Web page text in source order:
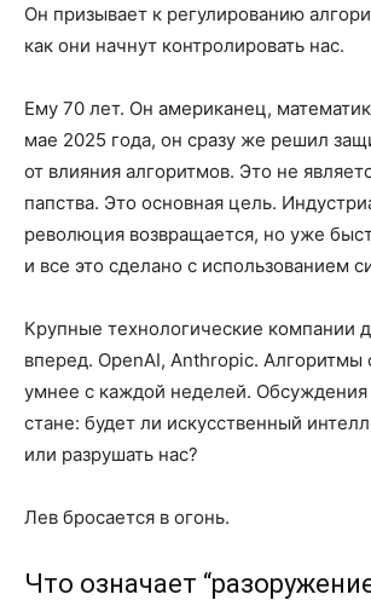
Он призывает к регулированию
как они начнут контролировать нас.
Ему 70 лет. Он американец,
мае 2025 года, он сразу же решил
от влияния алгоритмов. Это не
папства. Это основная цель.
революция возвращается, но уже
и все это сделано с использованием
Крупные технологические компании
вперед. OpenAI, Anthropic. Алгоритмы
умнее с каждой неделей.
стане: будет ли искусственный
или разрушать нас?
Лев бросается в огонь.
Что означает